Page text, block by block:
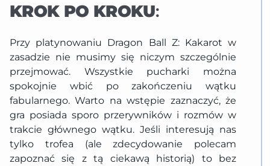
KROK PO KROKU:
Przy platynowaniu Dragon Ball Z: Kakarot w
zasadzie nie musimy się niczym szczególnie
przejmować. Wszystkie pucharki można
spokojnie wbić po zakończeniu wątku
fabularnego. Warto na wstępie zaznaczyć, że
gra posiada sporo przerywników i rozmów w
trakcie głównego wątku. Jeśli interesują nas
tylko trofea (ale zdecydowanie polecam
zapoznać się z tą ciekawą historią) to bez